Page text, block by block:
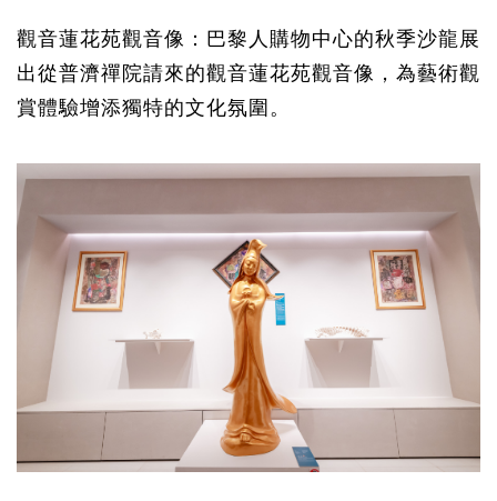
觀音蓮花苑觀音像： 巴黎人購物中心的秋季沙龍展
出從普濟禪院請來的觀音蓮花苑觀音像 ，為藝術觀
賞體驗增添獨特的文化氛圍。